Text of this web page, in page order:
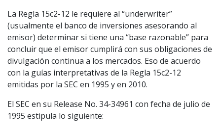
La Regla 15c2-12 le requiere al “underwriter”
(usualmente el banco de inversiones asesorando al
emisor) determinar si tiene una “base razonable” para
concluir que el emisor cumplirá con sus obligaciones de
divulgación continua a los mercados. Eso de acuerdo
con la guías interpretativas de la Regla 15c2-12
emitidas por la SEC en 1995 y en 2010.
El SEC en su Release No. 34-34961 con fecha de julio de
1995 estipula lo siguiente: